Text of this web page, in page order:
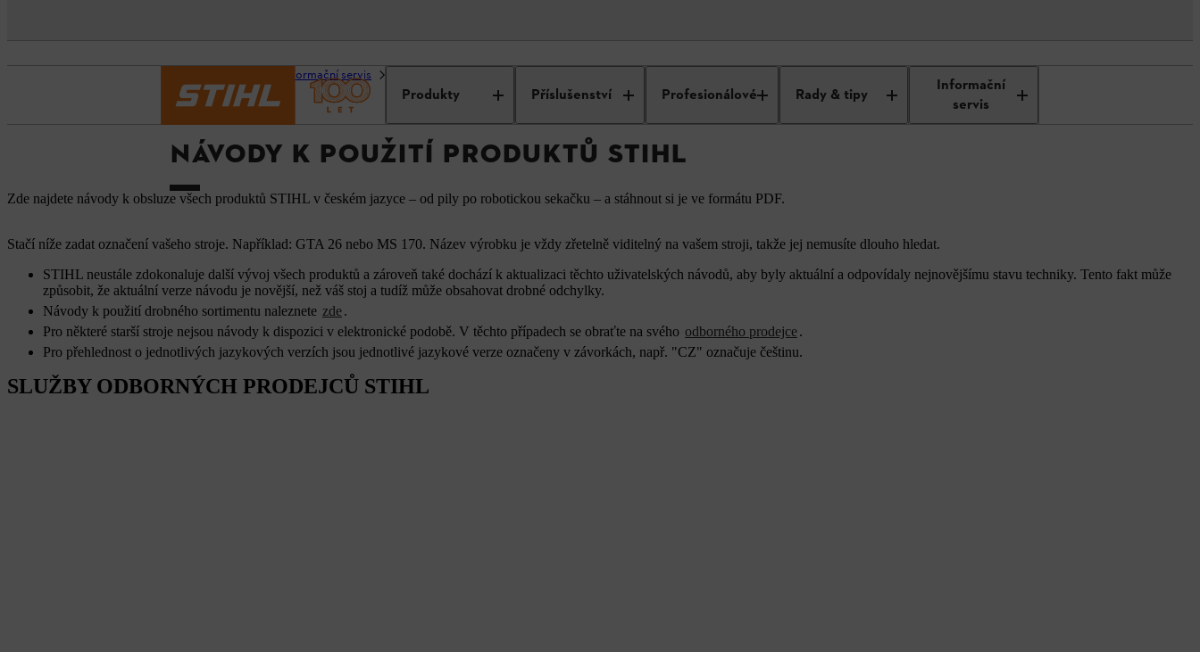
Produkty Příslušenství Profesionálové Rady & tipy
Informační
servis
Informační servis
NÁVODY K POUŽITÍ PRODUKTŮ STIHL
Zde najdete návody k obsluze všech produktů STIHL v českém jazyce – od pily po robotickou sekačku – a stáhnout si je ve formátu PDF.
Stačí níže zadat označení vašeho stroje. Například: GTA 26 nebo MS 170. Název výrobku je vždy zřetelně viditelný na vašem stroji, takže jej nemusíte dlouho hledat.
STIHL neustále zdokonaluje další vývoj všech produktů a zároveň také dochází k aktualizaci těchto uživatelských návodů, aby byly aktuální a odpovídaly nejnovějšímu stavu techniky. Tento fakt může
způsobit, že aktuální verze návodu je novější, než váš stoj a tudíž může obsahovat drobné odchylky.
Návody k použití drobného sortimentu naleznete zde.
Pro některé starší stroje nejsou návody k dispozici v elektronické podobě. V těchto případech se obraťte na svého odborného prodejce.
Pro přehlednost o jednotlivých jazykových verzích jsou jednotlivé jazykové verze označeny v závorkách, např. "CZ" označuje češtinu.
SLUŽBY ODBORNÝCH PRODEJCŮ STIHL